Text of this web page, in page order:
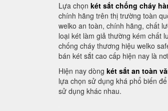
Lựa chọn két sắt chống cháy
chính hãng trên thị trường toàn
welko an toàn, chính hãng, chất
loại két làm giả thường kém chất
chống cháy thương hiệu welko
bán két sắt cao cấp hiện nay là
Hiện nay dòng két sắt an toàn
lựa chọn sử dụng khá phổ biến
sử dụng khác nhau.